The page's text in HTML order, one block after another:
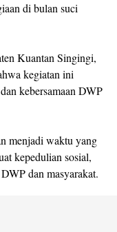
di bulan suci
Kuantan Singingi,
kegiatan ini
kebersamaan DWP
menjadi waktu yang
kepedulian sosial,
dan masyarakat.